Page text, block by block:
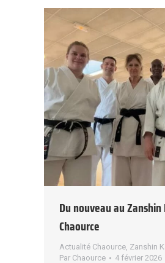
Du nouveau au
Chaource
Actualité Chaource Zanshin
Par Chaource 4 février 2026